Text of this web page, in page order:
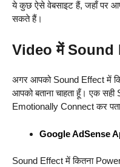
ये कुछ ऐसे वेबसाइट हैं, जहाँ पर
सकते हैं।
Video में Sound
अगर आपको Sound Effect में
आपको बताना चाहता हूँ। एक
Emotionally Connect कर
Google AdSense
Sound Effect में कितना